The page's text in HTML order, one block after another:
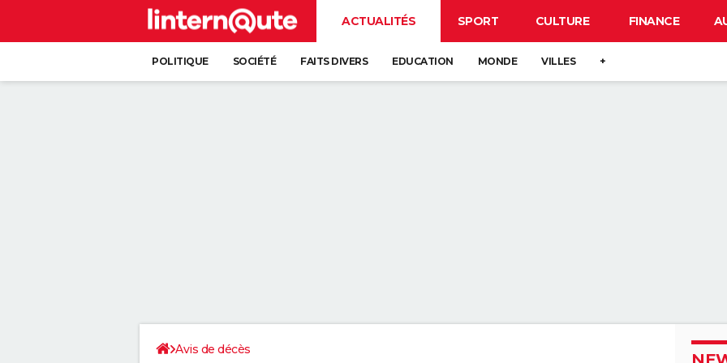
ACTUALITÉS SPORT CULTURE FINANCE
POLITIQUE SOCIÉTÉ FAITS DIVERS EDUCATION MONDE VILLES +
Avis de décès